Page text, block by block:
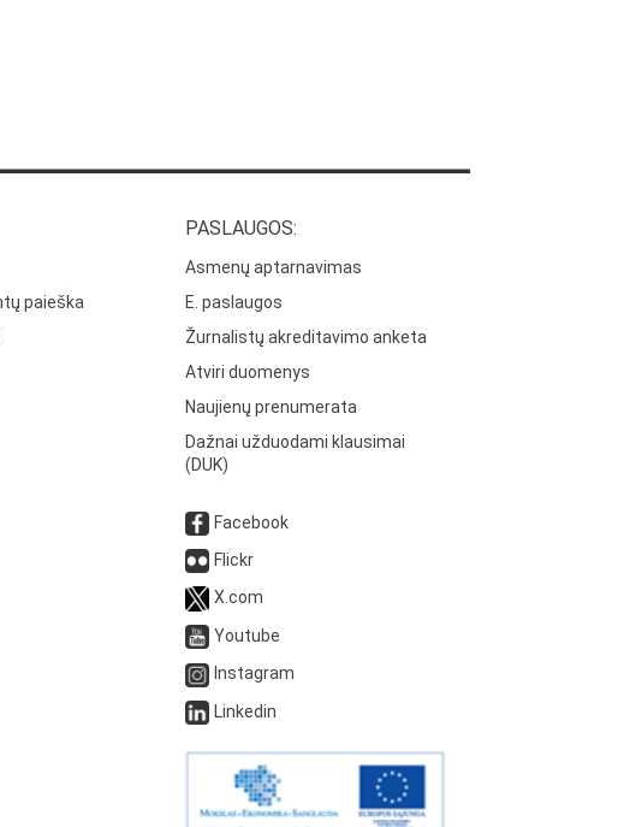
paieška
PASLAUGOS:
Asmenų aptarnavimas
E. paslaugos
Žurnalistų akreditavimo anketa
Atviri duomenys
Naujienų prenumerata
Dažnai užduodami klausimai
(DUK)
Facebook
Flickr
X.com
Youtube
Instagram
Linkedin